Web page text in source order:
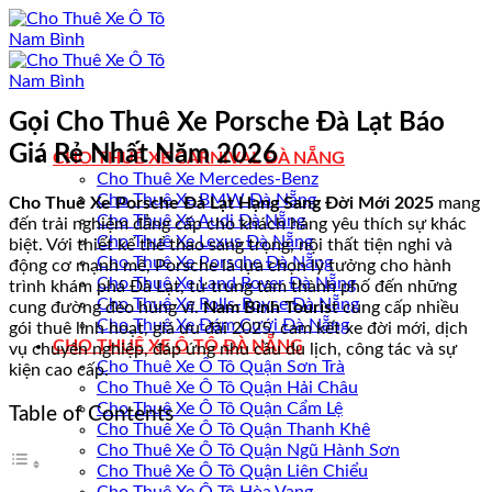
Bỏ
qua
nội
dung
CHO THUÊ XE CARNIVAL ĐÀ NẴNG
Cho Thuê Xe Mercedes-Benz
Cho Thuê Xe BMW Đà Nẵng
Cho Thuê Xe Audi Đà Nẵng
Cho Thuê Xe Lexus Đà Nẵng
Cho Thuê Xe Porsche Đà Nẵng
Cho Thuê Xe Land Rover Đà Nẵng
Cho Thuê Xe Rolls-Royce Đà Nẵng
Cho Thuê Xe Đám Cưới Đà Nẵng
CHO THUÊ XE Ô TÔ ĐÀ NẴNG
Cho Thuê Xe Ô Tô Quận Sơn Trà
Cho Thuê Xe Ô Tô Quận Hải Châu
Cho Thuê Xe Ô Tô Quận Cẩm Lệ
Cho Thuê Xe Ô Tô Quận Thanh Khê
Cho Thuê Xe Ô Tô Quận Ngũ Hành Sơn
Cho Thuê Xe Ô Tô Quận Liên Chiểu
Gọi Cho Thuê Xe Porsche Đà Lạt Báo
Giá Rẻ Nhất Năm 2026
Cho Thuê Xe Porsche Đà Lạt Hạng Sang Đời Mới 2025 mang
đến trải nghiệm đẳng cấp cho khách hàng yêu thích sự khác
biệt. Với thiết kế thể thao sang trọng, nội thất tiện nghi và
động cơ mạnh mẽ, Porsche là lựa chọn lý tưởng cho hành
trình khám phá Đà Lạt, từ trung tâm thành phố đến những
cung đường đèo hùng vĩ.Nam Bình Tourist cung cấp nhiều
gói thuê linh hoạt, giá ưu đãi 2025, cam kết xe đời mới, dịch
vụ chuyên nghiệp, đáp ứng nhu cầu du lịch, công tác và sự
kiện cao cấp.
Table of Contents